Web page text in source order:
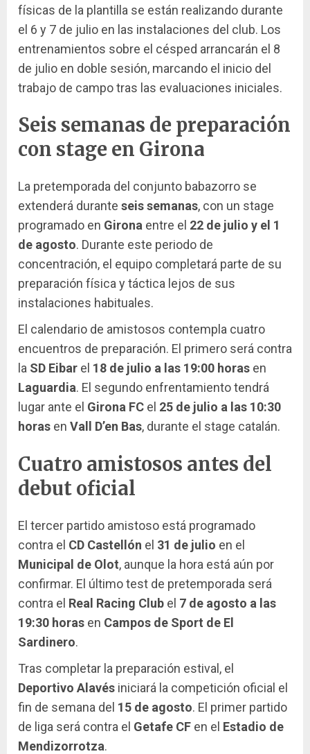
físicas de la plantilla se están realizando durante
el 6 y 7 de julio en las instalaciones del club. Los
entrenamientos sobre el césped arrancarán el 8
de julio en doble sesión, marcando el inicio del
trabajo de campo tras las evaluaciones iniciales.
Seis semanas de preparación
con stage en Girona
La pretemporada del conjunto babazorro se
extenderá durante seis semanas, con un stage
programado en Girona entre el 22 de julio y el 1
de agosto. Durante este periodo de
concentración, el equipo completará parte de su
preparación física y táctica lejos de sus
instalaciones habituales.
El calendario de amistosos contempla cuatro
encuentros de preparación. El primero será contra
la SD Eibar el 18 de julio a las 19:00 horas en
Laguardia. El segundo enfrentamiento tendrá
lugar ante el Girona FC el 25 de julio a las 10:30
horas en Vall D’en Bas, durante el stage catalán.
Cuatro amistosos antes del
debut oficial
El tercer partido amistoso está programado
contra el CD Castellón el 31 de julio en el
Municipal de Olot, aunque la hora está aún por
confirmar. El último test de pretemporada será
contra el Real Racing Club el 7 de agosto a las
19:30 horas en Campos de Sport de El
Sardinero.
Tras completar la preparación estival, el
Deportivo Alavés iniciará la competición oficial el
fin de semana del 15 de agosto. El primer partido
de liga será contra el Getafe CF en el Estadio de
Mendizorrotza.